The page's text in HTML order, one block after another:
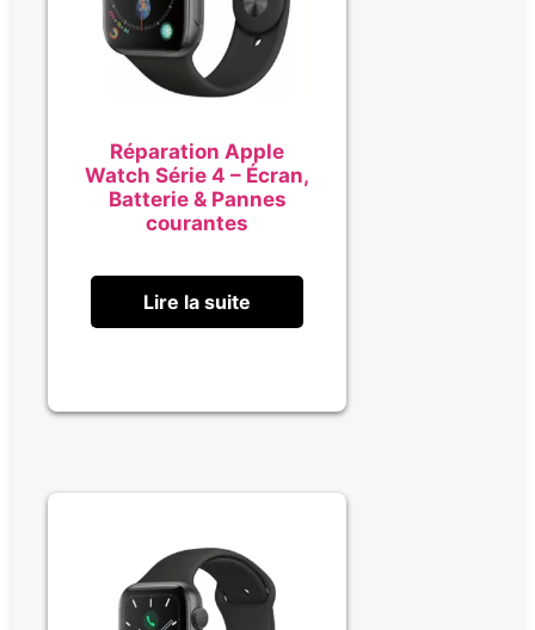
Réparation Apple
Watch Série 4 – Écran,
Batterie & Pannes
courantes
Lire la suite